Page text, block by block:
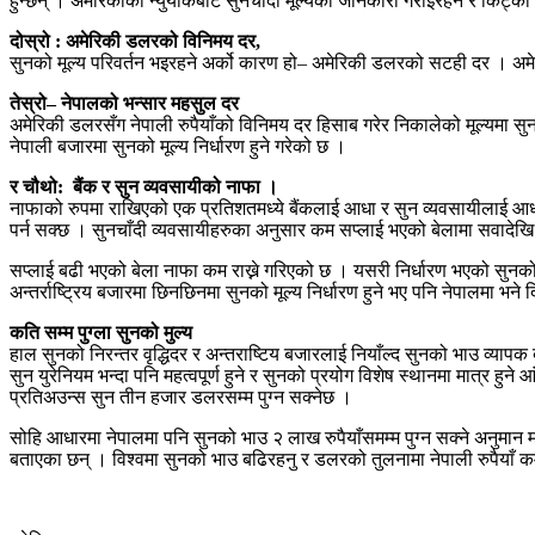
दोस्रो : अमेरिकी डलरको विनिमय दर,
सुनको मूल्य परिवर्तन भइरहने अर्को कारण हो– अमेरिकी डलरको सटही दर ।
तेस्रो– नेपालको भन्सार महसुल दर
अमेरिकी डलरसँग नेपाली रुपैयाँको विनिमय दर हिसाब गरेर निकालेको
नेपाली बजारमा सुनको मूल्य निर्धारण हुने गरेको छ ।
र चौथो: बैंक र सुन व्यवसायीको नाफा ।
नाफाको रुपमा राखिएको एक प्रतिशतमध्ये बैंकलाई आधा र सुन व्यवसायीलाई
पर्न सक्छ । सुनचाँदी व्यवसायीहरुका अनुसार कम सप्लाई भएको बेलामा
सप्लाई बढी भएको बेला नाफा कम राख्ने गरिएको छ । यसरी निर्धारण भएको
अन्तर्राष्ट्रिय बजारमा छिनछिनमा सुनको मूल्य निर्धारण हुने भए पनि नेपालमा
कति सम्म पुग्ला सुनको मुल्य
हाल सुनको निरन्तर वृद्धिदर र अन्तराष्टिय बजारलाई नियाँल्द सुनको भाउ
सुन युरेनियम भन्दा पनि महत्वपूर्ण हुने र सुनको प्रयोग विशेष स्थानमा मात्र
प्रतिअउन्स सुन तीन हजार डलरसम्म पुग्न सक्नेछ ।
सोहि आधारमा नेपालमा पनि सुनको भाउ २ लाख रुपैयाँसमम्म पुग्न सक्ने अनुमान
बताएका छन् । विश्वमा सुनको भाउ बढिरहनु र डलरको तुलनामा नेपाली रुपैयाँ